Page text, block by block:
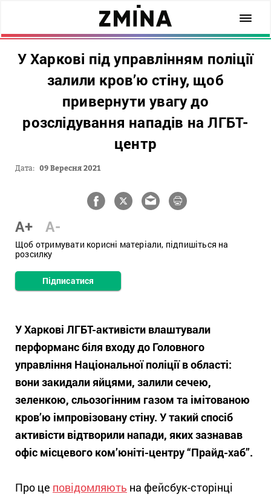
У Харкові під управлінням поліції
залили кров’ю стіну, щоб
привернути увагу до
розслідування нападів на ЛГБТ-
центр
Дата: 09 Вересня 2021
A+ A-
Щоб отримувати корисні матеріали, підпишіться на
розсилку
Підписатися
У Харкові ЛГБТ-активісти влаштували
перформанс біля входу до Головного
управління Національної поліції в області:
вони закидали яйцями, залили сечею,
зеленкою, сльозогінним газом та імітованою
кров’ю імпровізовану стіну. У такий спосіб
активісти відтворили напади, яких зазнавав
офіс місцевого ком’юніті-центру “Прайд-хаб”.
Про це повідомляють на фейсбук-сторінці